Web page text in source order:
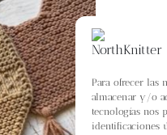
Para ofrecer las
almacenar y/o
tecnologías nos
identificaciones